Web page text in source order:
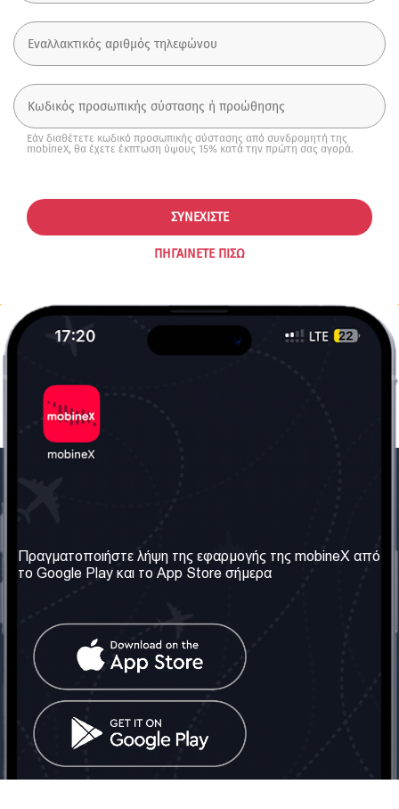
Εάν διαθέτετε κωδικό προσωπικής σύστασης από συνδρομητή της
mobineX, θα έχετε έκπτωση ύψους 15% κατά την πρώτη σας αγορά.
ΠΗΓΑΊΝΕΤΕ ΠΊΣΩ
ΣΥΝΕΧΊΣΤΕ
Σχετικά με εμάς
Οι Υπηρεσίες μας
Όροι & Προϋποθέσεις
Πολιτική Απορρήτου
Επικοινωνήστε μαζί μας
Ηνωμένο Βασίλειο: Λονδίνο
Τηλ: +442030340050
info@mobinex.com
Επικοινωνήστε μαζί μας
Κοινωνικά Δίκτυα
Πραγματοποιήστε λήψη της εφαρμογής της mobineX από
το Google Play και το App Store σήμερα